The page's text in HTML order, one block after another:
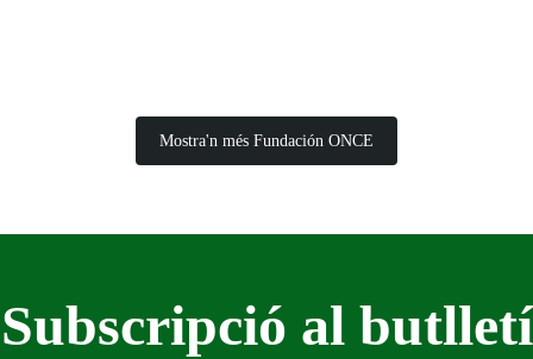
Mostra'n més Fundación ONCE
Subscripció al butlletí